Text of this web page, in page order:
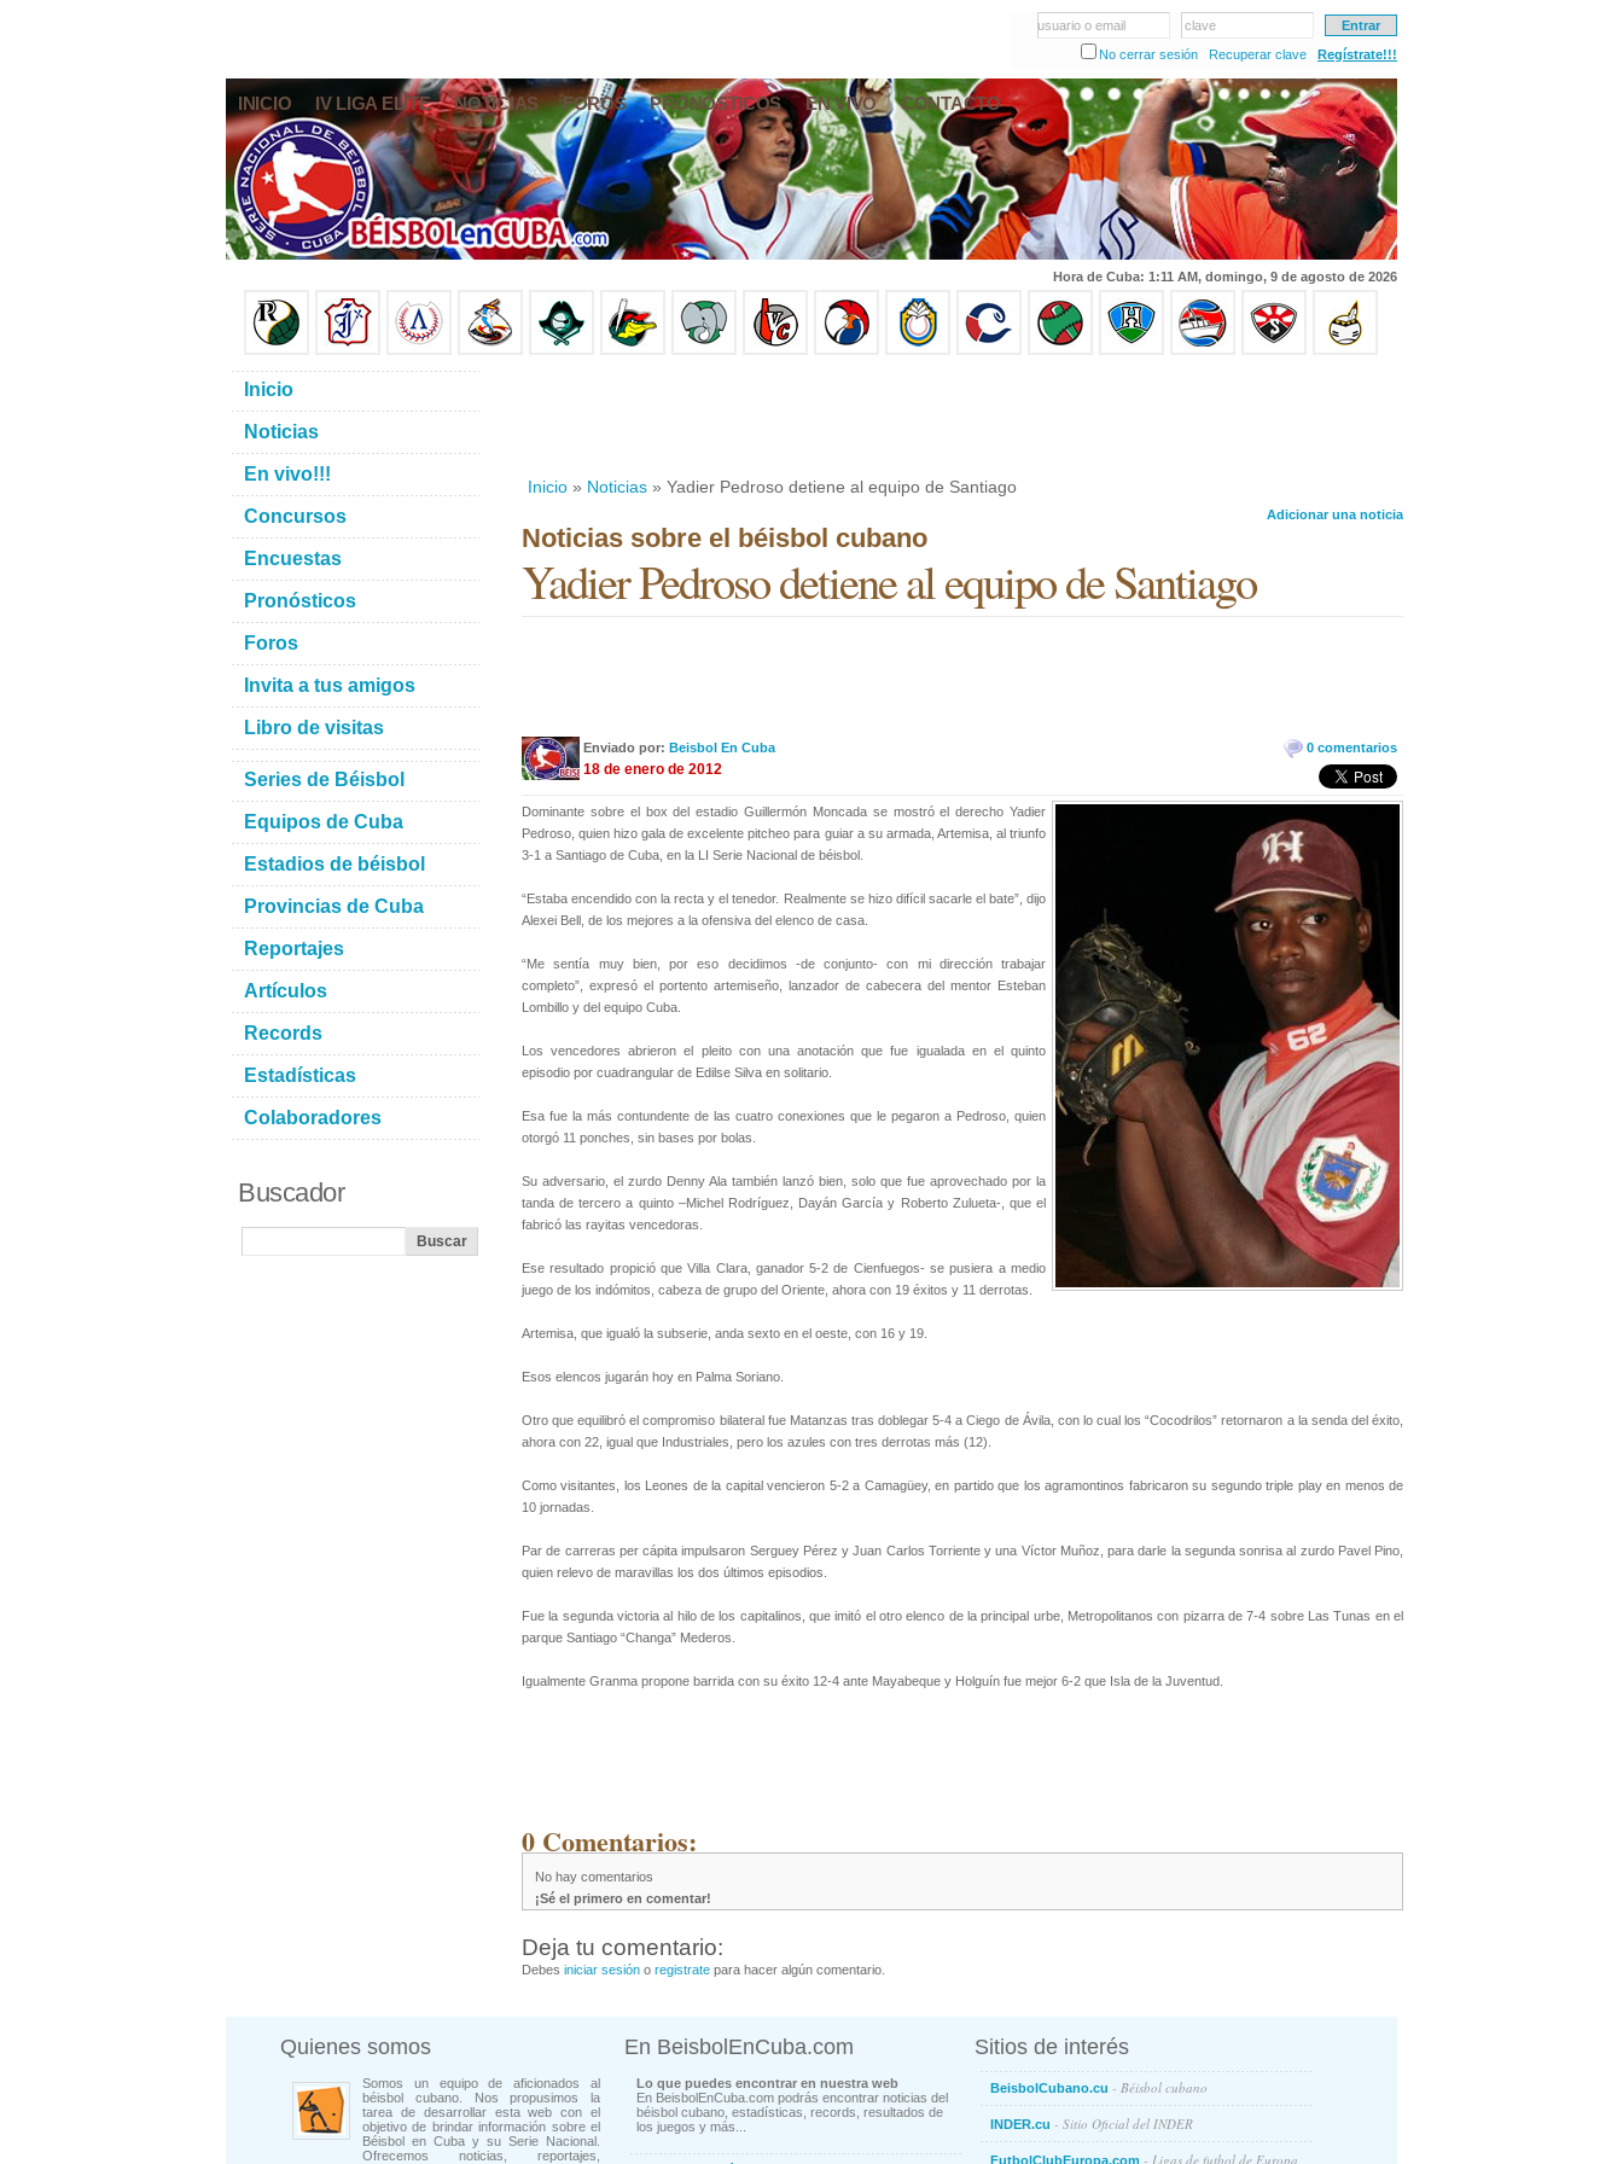
usuario o email
clave
No cerrar sesión
Recuperar clave Regístrate!!!
INICIO IV LIGA ELITE NOTICIAS FOROS PRONÓSTICOS EN VIVO CONTACTO
Hora de Cuba: 1:11 AM, domingo, 9 de agosto de 2026
Inicio » Noticias » Yadier Pedroso detiene al equipo de Santiago
Adicionar una noticia
Noticias sobre el béisbol cubano
Yadier Pedroso detiene al equipo de Santiago
0 comentarios
Enviado por: Beisbol En Cuba
18 de enero de 2012
Dominante sobre el box del estadio Guillermón Moncada se mostró el derecho Yadier
Pedroso, quien hizo gala de excelente pitcheo para guiar a su armada, Artemisa, al triunfo
3-1 a Santiago de Cuba, en la LI Serie Nacional de béisbol.
“Estaba encendido con la recta y el tenedor. Realmente se hizo difícil sacarle el bate”, dijo
Alexei Bell, de los mejores a la ofensiva del elenco de casa.
“Me sentía muy bien, por eso decidimos -de conjunto- con mi dirección trabajar
completo”, expresó el portento artemiseño, lanzador de cabecera del mentor Esteban
Lombillo y del equipo Cuba.
Los vencedores abrieron el pleito con una anotación que fue igualada en el quinto
episodio por cuadrangular de Edilse Silva en solitario.
Esa fue la más contundente de las cuatro conexiones que le pegaron a Pedroso, quien
otorgó 11 ponches, sin bases por bolas.
Su adversario, el zurdo Denny Ala también lanzó bien, solo que fue aprovechado por la
tanda de tercero a quinto –Michel Rodríguez, Dayán García y Roberto Zulueta-, que el
fabricó las rayitas vencedoras.
Ese resultado propició que Villa Clara, ganador 5-2 de Cienfuegos- se pusiera a medio
juego de los indómitos, cabeza de grupo del Oriente, ahora con 19 éxitos y 11 derrotas.
Artemisa, que igualó la subserie, anda sexto en el oeste, con 16 y 19.
Esos elencos jugarán hoy en Palma Soriano.
Otro que equilibró el compromiso bilateral fue Matanzas tras doblegar 5-4 a Ciego de Ávila, con lo cual los “Cocodrilos” retornaron a la senda del éxito,
ahora con 22, igual que Industriales, pero los azules con tres derrotas más (12).
Como visitantes, los Leones de la capital vencieron 5-2 a Camagüey, en partido que los agramontinos fabricaron su segundo triple play en menos de
10 jornadas.
Par de carreras per cápita impulsaron Serguey Pérez y Juan Carlos Torriente y una Víctor Muñoz, para darle la segunda sonrisa al zurdo Pavel Pino,
quien relevo de maravillas los dos últimos episodios.
Fue la segunda victoria al hilo de los capitalinos, que imitó el otro elenco de la principal urbe, Metropolitanos con pizarra de 7-4 sobre Las Tunas en el
parque Santiago “Changa” Mederos.
Igualmente Granma propone barrida con su éxito 12-4 ante Mayabeque y Holguín fue mejor 6-2 que Isla de la Juventud.
0 Comentarios:
No hay comentarios
¡Sé el primero en comentar!
Deja tu comentario:
Debes iniciar sesión o registrate para hacer algún comentario.
Inicio
Noticias
En vivo!!!
Concursos
Encuestas
Pronósticos
Foros
Invita a tus amigos
Libro de visitas
Series de Béisbol
Equipos de Cuba
Estadios de béisbol
Provincias de Cuba
Reportajes
Artículos
Records
Estadísticas
Colaboradores
Buscador
Quienes somos
Somos un equipo de aficionados al
béisbol cubano. Nos propusimos la
tarea de desarrollar esta web con el
objetivo de brindar información sobre el
Béisbol en Cuba y su Serie Nacional.
Ofrecemos noticias, reportajes,
En BeisbolEnCuba.com
Lo que puedes encontrar en nuestra web
En BeisbolEnCuba.com podrás encontrar noticias del
béisbol cubano, estadísticas, records, resultados de
los juegos y más...
Sitios de interés
BeisbolCubano.cu - Béisbol cubano
INDER.cu - Sitio Oficial del INDER
FutbolClubEuropa.com - Ligas de futbol de Europa